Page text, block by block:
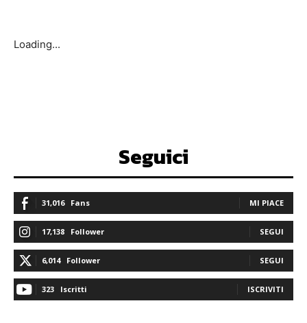
Loading...
Seguici
31,016 Fans MI PIACE
17,138 Follower SEGUI
6,014 Follower SEGUI
323 Iscritti ISCRIVITI